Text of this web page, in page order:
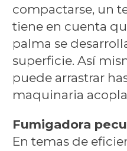
compactarse, un
tiene en cuenta
palma se
superficie. Así
puede arrastrar
maquinaria
Fumigadora
En temas de